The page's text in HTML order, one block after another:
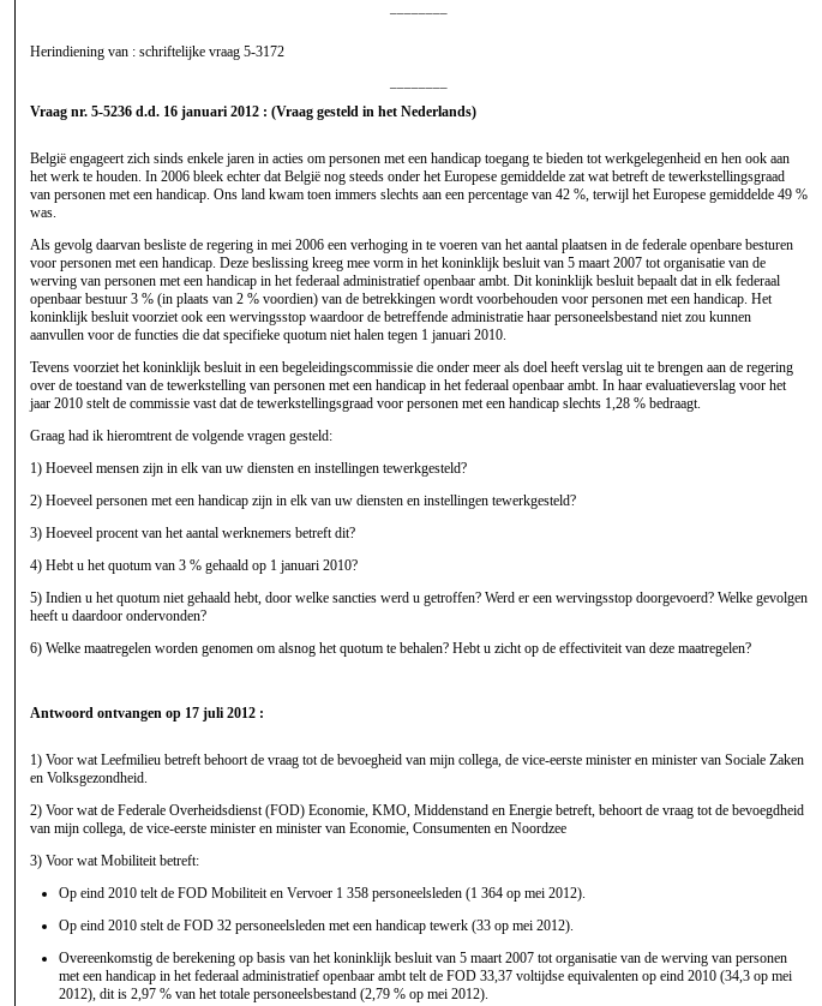
Herindiening van : schriftelijke vraag 5-3172
Vraag nr. 5-5236 d.d. 16 januari 2012 : (Vraag gesteld in het Nederlands)
België engageert zich sinds enkele jaren in acties om personen met een handicap toegang te bieden tot werkgelegenheid en hen ook aan
het werk te houden. In 2006 bleek echter dat België nog steeds onder het Europese gemiddelde zat wat betreft de tewerkstellingsgraad
van personen met een handicap. Ons land kwam toen immers slechts aan een percentage van 42 %, terwijl het Europese gemiddelde 49 %
was.
Als gevolg daarvan besliste de regering in mei 2006 een verhoging in te voeren van het aantal plaatsen in de federale openbare besturen
voor personen met een handicap. Deze beslissing kreeg mee vorm in het koninklijk besluit van 5 maart 2007 tot organisatie van de
werving van personen met een handicap in het federaal administratief openbaar ambt. Dit koninklijk besluit bepaalt dat in elk federaal
openbaar bestuur 3 % (in plaats van 2 % voordien) van de betrekkingen wordt voorbehouden voor personen met een handicap. Het
koninklijk besluit voorziet ook een wervingsstop waardoor de betreffende administratie haar personeelsbestand niet zou kunnen
aanvullen voor de functies die dat specifieke quotum niet halen tegen 1 januari 2010.
Tevens voorziet het koninklijk besluit in een begeleidingscommissie die onder meer als doel heeft verslag uit te brengen aan de regering
over de toestand van de tewerkstelling van personen met een handicap in het federaal openbaar ambt. In haar evaluatieverslag voor het
jaar 2010 stelt de commissie vast dat de tewerkstellingsgraad voor personen met een handicap slechts 1,28 % bedraagt.
Graag had ik hieromtrent de volgende vragen gesteld:
1) Hoeveel mensen zijn in elk van uw diensten en instellingen tewerkgesteld?
2) Hoeveel personen met een handicap zijn in elk van uw diensten en instellingen tewerkgesteld?
3) Hoeveel procent van het aantal werknemers betreft dit?
4) Hebt u het quotum van 3 % gehaald op 1 januari 2010?
5) Indien u het quotum niet gehaald hebt, door welke sancties werd u getroffen? Werd er een wervingsstop doorgevoerd? Welke gevolgen
heeft u daardoor ondervonden?
6) Welke maatregelen worden genomen om alsnog het quotum te behalen? Hebt u zicht op de effectiviteit van deze maatregelen?
Antwoord ontvangen op 17 juli 2012 :
1) Voor wat Leefmilieu betreft behoort de vraag tot de bevoegheid van mijn collega, de vice-eerste minister en minister van Sociale Zaken
en Volksgezondheid.
2) Voor wat de Federale Overheidsdienst (FOD) Economie, KMO, Middenstand en Energie betreft, behoort de vraag tot de bevoegdheid
van mijn collega, de vice-eerste minister en minister van Economie, Consumenten en Noordzee
3) Voor wat Mobiliteit betreft:
Op eind 2010 telt de FOD Mobiliteit en Vervoer 1 358 personeelsleden (1 364 op mei 2012).
Op eind 2010 stelt de FOD 32 personeelsleden met een handicap tewerk (33 op mei 2012).
Overeenkomstig de berekening op basis van het koninklijk besluit van 5 maart 2007 tot organisatie van de werving van personen
met een handicap in het federaal administratief openbaar ambt telt de FOD 33,37 voltijdse equivalenten op eind 2010 (34,3 op mei
2012), dit is 2,97 % van het totale personeelsbestand (2,79 % op mei 2012).